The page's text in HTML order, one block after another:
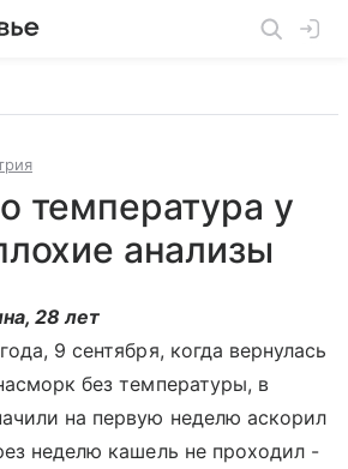
температура у
анализы
28 лет
9 сентября, когда вернулась
без температуры, в
на первую неделю аскорил
неделю кашель не проходил -